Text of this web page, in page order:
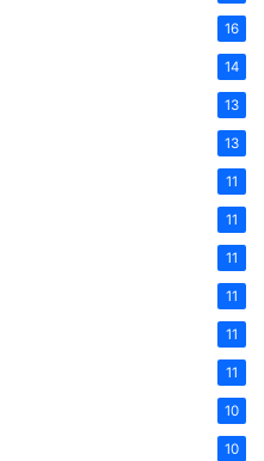
16
14
13
13
11
11
11
11
11
11
10
10